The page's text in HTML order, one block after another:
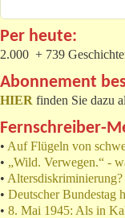
Per heute:
2.000 + 739
Abonnement
HIER finden Sie dazu
Fernschreiber-
• Auf Flügeln von
• „Wild. Verwegen.“ -
•
• Deutscher Bundestag
• 8. Mai 1945: Als in